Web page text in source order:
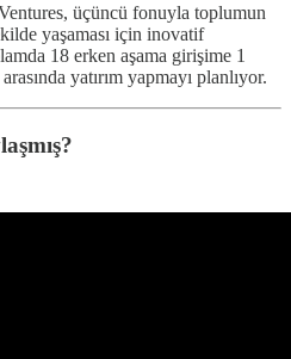
üçüncü fonuyla toplumun
yaşaması için inovatif
18 erken aşama girişime 1
yatırım yapmayı planlıyor.